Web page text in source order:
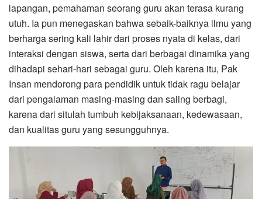
lapangan, pemahaman seorang guru akan terasa kurang
utuh. Ia pun menegaskan bahwa sebaik-baiknya ilmu yang
berharga sering kali lahir dari proses nyata di kelas, dari
interaksi dengan siswa, serta dari berbagai dinamika yang
dihadapi sehari-hari sebagai guru. Oleh karena itu, Pak
Insan mendorong para pendidik untuk tidak ragu belajar
dari pengalaman masing-masing dan saling berbagi,
karena dari situlah tumbuh kebijaksanaan, kedewasaan,
dan kualitas guru yang sesungguhnya.